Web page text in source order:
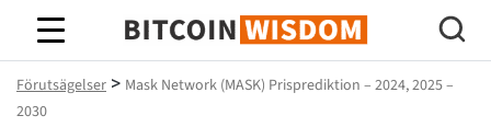
Bitcoin Wisdom
Förutsägelser > Mask Network (MASK) Prisprediktion – 2024, 2025 –
2030